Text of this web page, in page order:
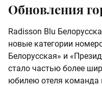
Обновления
Radisson Blu
новые категории
Белорусская» и
стало частью более
юбилею отеля команда